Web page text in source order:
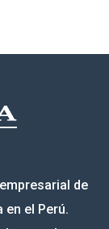
de
el Perú.